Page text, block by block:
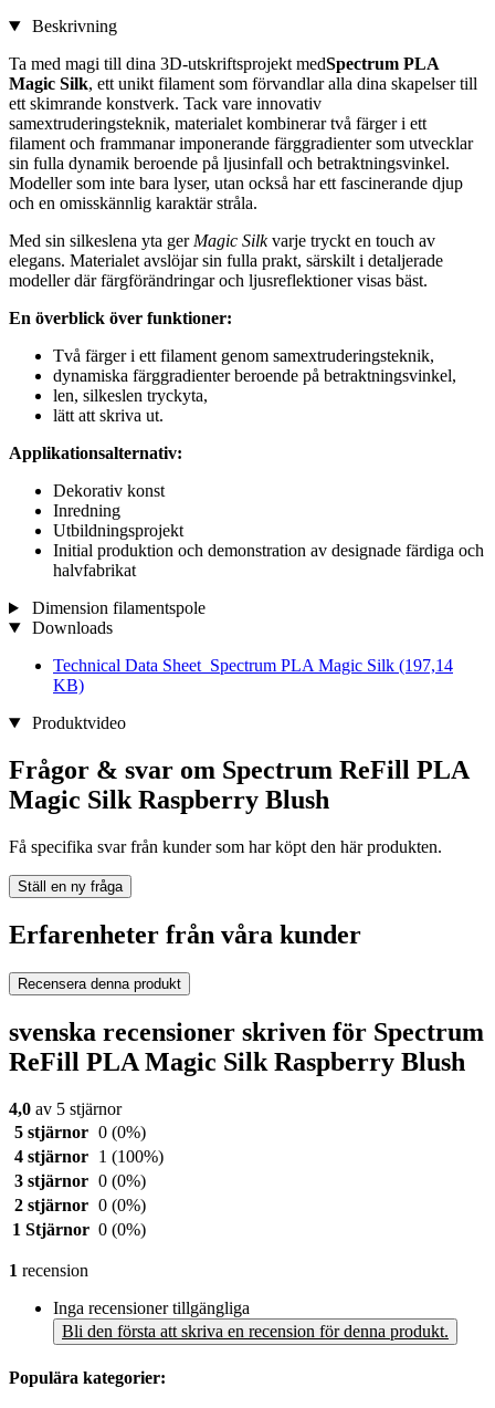
Beskrivning
Ta med magi till dina 3D-utskriftsprojekt medSpectrum PLA
Magic Silk, ett unikt filament som förvandlar alla dina skapelser till
ett skimrande konstverk. Tack vare innovativ
samextruderingsteknik, materialet kombinerar två färger i ett
filament och frammanar imponerande färggradienter som utvecklar
sin fulla dynamik beroende på ljusinfall och betraktningsvinkel.
Modeller som inte bara lyser, utan också har ett fascinerande djup
och en omisskännlig karaktär stråla.
Med sin silkeslena yta ger Magic Silkvarje tryckt en touch av
elegans. Materialet avslöjar sin fulla prakt, särskilt i detaljerade
modeller där färgförändringar och ljusreflektioner visas bäst.
En överblick över funktioner:
Två färger i ett filament genom samextruderingsteknik,
dynamiska färggradienter beroende på betraktningsvinkel,
len, silkeslen tryckyta,
lätt att skriva ut.
Applikationsalternativ:
Dekorativ konst
Inredning
Utbildningsprojekt
Initial produktion och demonstration av designade färdiga och
halvfabrikat
Dimension filamentspole
Downloads
Technical Data Sheet_Spectrum PLA Magic Silk (197,14
KB)
Produktvideo
Frågor & svar om Spectrum ReFill PLA
Magic Silk Raspberry Blush
Få specifika svar från kunder som har köpt den här produkten.
Ställ en ny fråga
Erfarenheter från våra kunder
Recensera denna produkt
svenska recensioner skriven för Spectrum
ReFill PLA Magic Silk Raspberry Blush
4,0 av 5 stjärnor
5 stjärnor 0 (0%)
4 stjärnor
1 (100%)
3 stjärnor 0 (0%)
2 stjärnor 0 (0%)
1 Stjärnor 0 (0%)
1 recension
Inga recensioner tillgängliga
Bli den första att skriva en recension för denna produkt.
Populära kategorier: